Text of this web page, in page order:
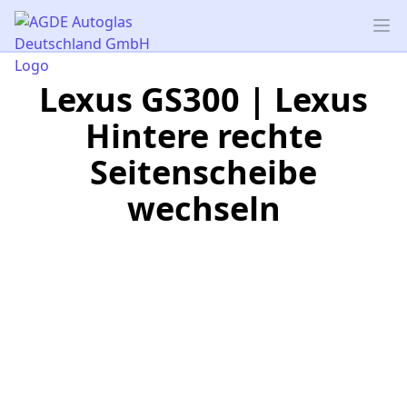
AGDE Autoglas Deutschland GmbH
Lexus GS300 | Lexus
Hintere rechte
Seitenscheibe
wechseln